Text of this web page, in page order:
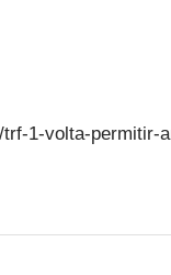
1-volta-permitir-